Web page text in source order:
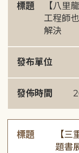
標題
【八里
工程師
解決
發布單位
發佈時間
標題
【
題書